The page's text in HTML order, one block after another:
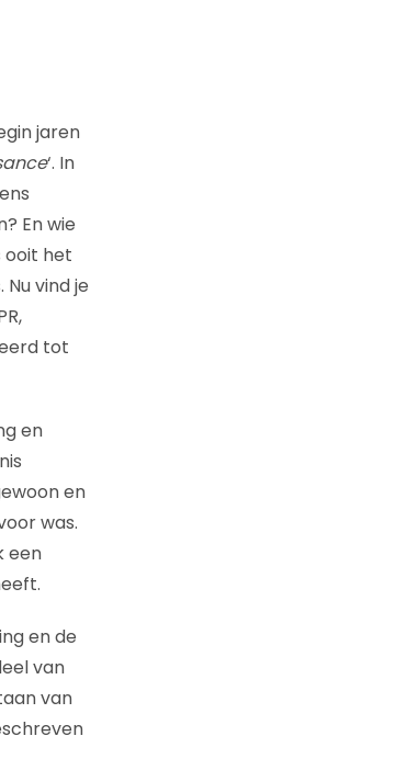
jaren
‘. In
En wie
het
vind je
tot
en
en
was.
een
en de
van
van